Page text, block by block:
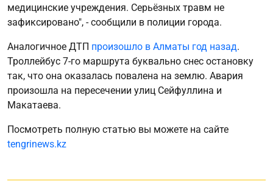
медицинские учреждения. Серьёзных травм не
зафиксировано", - сообщили в полиции города.
Аналогичное ДТП произошло в Алматы год назад.
Троллейбус 7-го маршрута буквально снес остановку
так, что она оказалась повалена на землю. Авария
произошла на пересечении улиц Сейфуллина и
Макатаева.
Посмотреть полную статью вы можете на сайте
tengrinews.kz